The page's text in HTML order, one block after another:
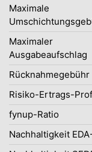
Maximale
Maximaler
Ausgabeaufschlag
Rücknahmegebühr
Risiko-Ertrags-
fynup-Ratio
Nachhaltigkeit